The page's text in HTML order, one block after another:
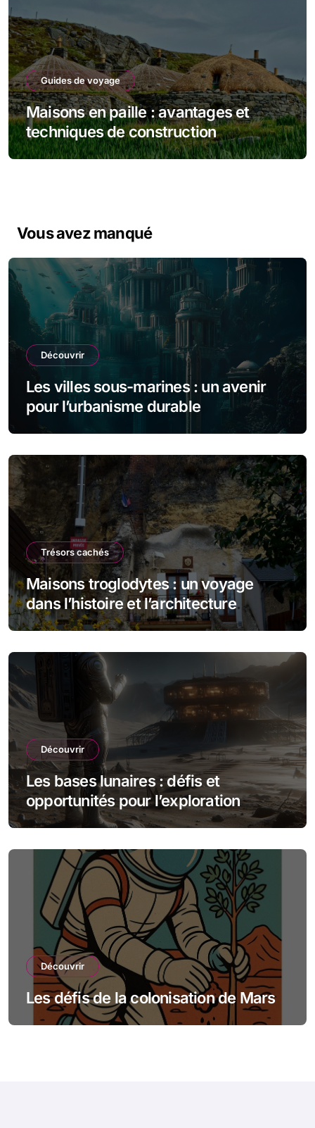
Guides de voyage
Maisons en paille : avantages et
techniques de construction
Vous avez manqué
Découvrir
Les villes sous-marines : un avenir
pour l’urbanisme durable
Trésors cachés
Maisons troglodytes : un voyage
dans l’histoire et l’architecture
souterraine
Découvrir
Les bases lunaires : défis et
opportunités pour l’exploration
spatiale
Découvrir
Les défis de la colonisation de Mars